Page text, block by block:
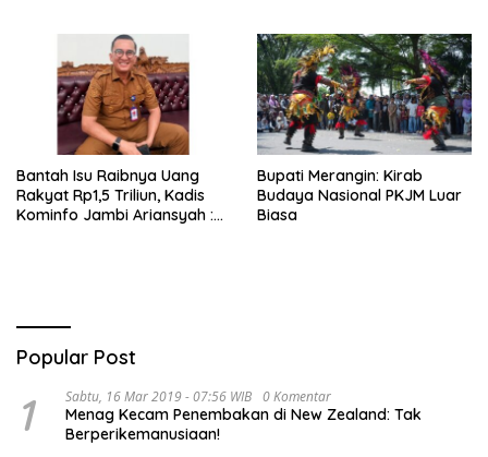
Bantah Isu Raibnya Uang
Rakyat Rp1,5 Triliun, Kadis
Kominfo Jambi Ariansyah :
Bupati Merangin: Kirab
Budaya Nasional PKJM Luar
Biasa
Popular Post
1 Sabtu, 16 Mar 2019 - 07:56 WIB 0 Komentar
Menag Kecam Penembakan di New Zealand: Tak
Berperikemanusiaan!